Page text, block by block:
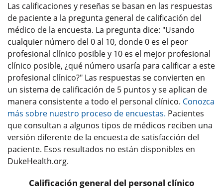
Las calificaciones y reseñas se basan en las respuestas
de paciente a la pregunta general de calificación del
médico de la encuesta. La pregunta dice: "Usando
cualquier número del 0 al 10, donde 0 es el peor
profesional clínico posible y 10 es el mejor profesional
clínico posible, ¿qué número usaría para calificar a este
profesional clínico?" Las respuestas se convierten en
un sistema de calificación de 5 puntos y se aplican de
manera consistente a todo el personal clínico. Conozca
más sobre nuestro proceso de encuestas. Pacientes
que consultan a algunos tipos de médicos reciben una
versión diferente de la encuesta de satisfacción del
paciente. Esos resultados no están disponibles en
DukeHealth.org.
Calificación general del personal clínico